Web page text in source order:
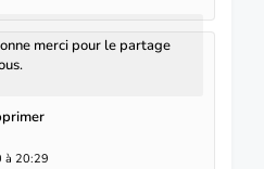
merci pour le partage
à 20:29